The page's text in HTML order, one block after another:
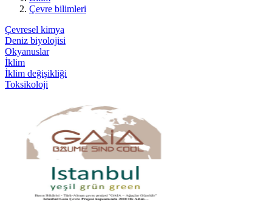
Çevre bilimleri
Çevresel kimya
Deniz biyolojisi
Okyanuslar
İklim
İklim değişikliği
Toksikoloji